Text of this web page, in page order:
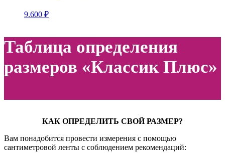
9.600 ₽
Таблица определения
размеров «Классик Плюс»
КАК ОПРЕДЕЛИТЬ СВОЙ РАЗМЕР?
Вам понадобится провести измерения с помощью
сантиметровой ленты с соблюдением рекомендаций: